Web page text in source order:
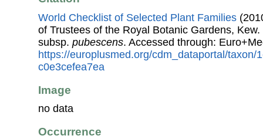
World Checklist of Selected Plant Families
of Trustees of the Royal Botanic Gardens, Kew.
subsp. pubescens. Accessed through:
https://europlusmed.org/cdm_dataportal/taxon/
c0e3cefea7ea
Image
no data
Occurrence